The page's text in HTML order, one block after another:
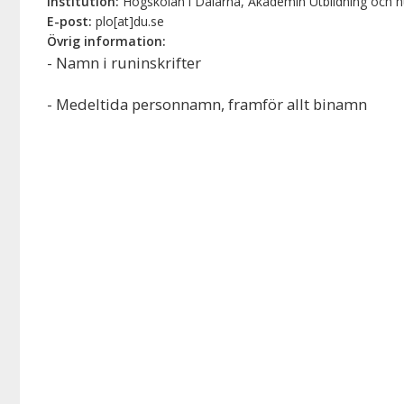
E-post: plo[at]du.se
Övrig information:
- Namn i runinskrifter
- Medeltida personnamn, framför allt binamn